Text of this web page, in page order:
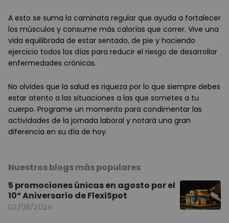
A esto se suma la caminata regular que ayuda a fortalecer
los músculos y consume más calorías que correr. Vive una
vida equilibrada de estar sentado, de pie y haciendo
ejercicio todos los días para reducir el riesgo de desarrollar
enfermedades crónicas.
No olvides que la salud es riqueza por lo que siempre debes
estar atento a las situaciones a las que sometes a tu
cuerpo. Programe un momento para condimentar las
actividades de la jornada laboral y notará una gran
diferencia en su día de hoy.
Nuestros blogs más populares
5 promociones únicas en agosto por el
10º Aniversario de FlexiSpot
02/08/2026